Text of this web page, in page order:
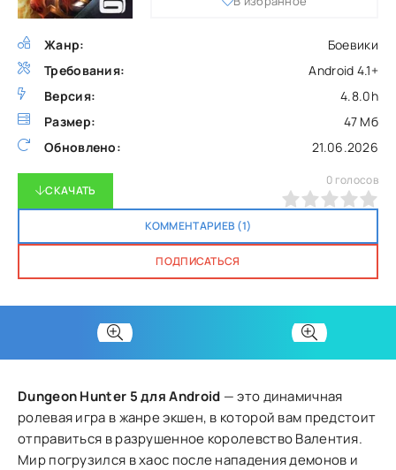
Жанр:
Боевики
Требования:
Android 4.1+
Версия:
4.8.0h
Размер:
47 Мб
Обновлено:
21.06.2026
СКАЧАТЬ
КОММЕНТАРИЕВ (1)
ПОДПИСАТЬСЯ
0 голосов
Dungeon Hunter 5 для Android — это динамичная
ролевая игра в жанре экшен, в которой вам предстоит
отправиться в разрушенное королевство Валентия.
Мир погрузился в хаос после нападения демонов и